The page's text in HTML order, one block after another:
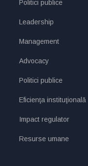
Politici publice
Leadership
Management
Advocacy
Politici publice
Eficienţa instituţională
Impact regulator
Resurse umane